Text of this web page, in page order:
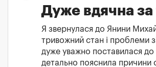
Дуже вдячна за
Я звернулася до Янини
тривожний стан і проблеми
дуже уважно поставилася до
детально пояснила причини